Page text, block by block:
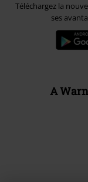
Téléchargez la
ses
A